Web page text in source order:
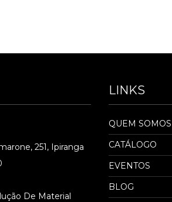
251, Ipiranga
De Material
LINKS
QUEM SOMOS
CATÁLOGO
EVENTOS
BLOG